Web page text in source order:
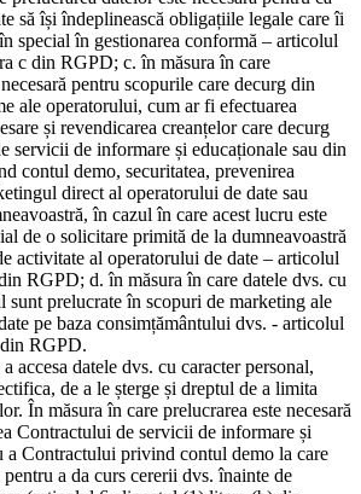
să își îndeplinească obligațiile legale care îi
special în gestionarea conformă – articolul
c din RGPD; c. în măsura în care
pentru scopurile care decurg din
ale operatorului, cum ar fi efectuarea
și revendicarea creanțelor care decurg
servicii de informare și educaționale sau din
contul demo, securitatea, prevenirea
direct al operatorului de date sau
în cazul în care acest lucru este
de o solicitare primită de la dumneavoastră
activitate al operatorului de date – articolul
RGPD; d. în măsura în care datele dvs. cu
sunt prelucrate în scopuri de marketing ale
pe baza consimțământului dvs. - articolul
RGPD.
accesa datele dvs. cu caracter personal,
de a le șterge și dreptul de a limita
În măsura în care prelucrarea este necesară
Contractului de servicii de informare și
a Contractului privind contul demo la care
pentru a da curs cererii dvs. înainte de